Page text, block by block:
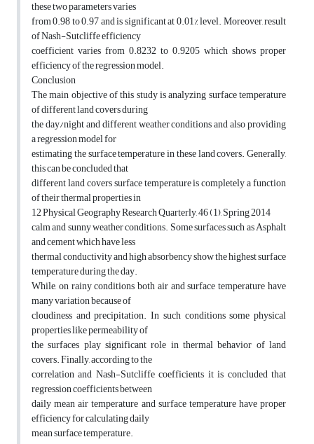
these two parameters varies
from 0.98 to 0.97 and is significant at 0.01% level. Moreover, result
of Nash-Sutcliffe efficiency
coefficient varies from 0.8232 to 0.9205 which shows proper
efficiency of the regression model.
Conclusion
The main objective of this study is analyzing surface temperature
of different land covers during
the day/night and different weather conditions and also providing
a regression model for
estimating the surface temperature in these land covers. Generally,
this can be concluded that
different land covers surface temperature is completely a function
of their thermal properties in
12 Physical Geography Research Quarterly, 46 (1), Spring 2014
calm and sunny weather conditions. Some surfaces such as Asphalt
and cement which have less
thermal conductivity and high absorbency show the highest surface
temperature during the day.
While, on rainy conditions both air and surface temperature have
many variation because of
cloudiness and precipitation. In such conditions some physical
properties like permeability of
the surfaces play significant role in thermal behavior of land
covers. Finally, according to the
correlation and Nash-Sutcliffe coefficients it is concluded that
regression coefficients between
daily mean air temperature and surface temperature have proper
efficiency for calculating daily
mean surface temperature.